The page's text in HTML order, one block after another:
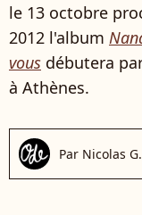
le 13 octobre
2012 l'album
vous débutera
à Athènes.
Par Nicolas G.